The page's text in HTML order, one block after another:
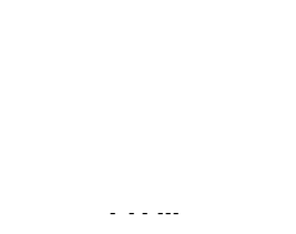
- - - ---